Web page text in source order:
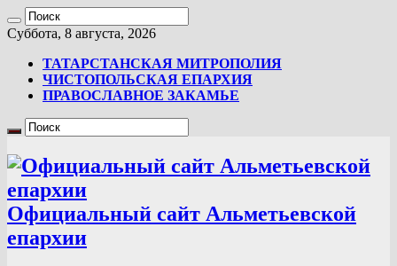
Суббота, 8 августа, 2026
ТАТАРСТАНСКАЯ МИТРОПОЛИЯ
ЧИСТОПОЛЬСКАЯ ЕПАРХИЯ
ПРАВОСЛАВНОЕ ЗАКАМЬЕ
Официальный сайт Альметьевской
епархии